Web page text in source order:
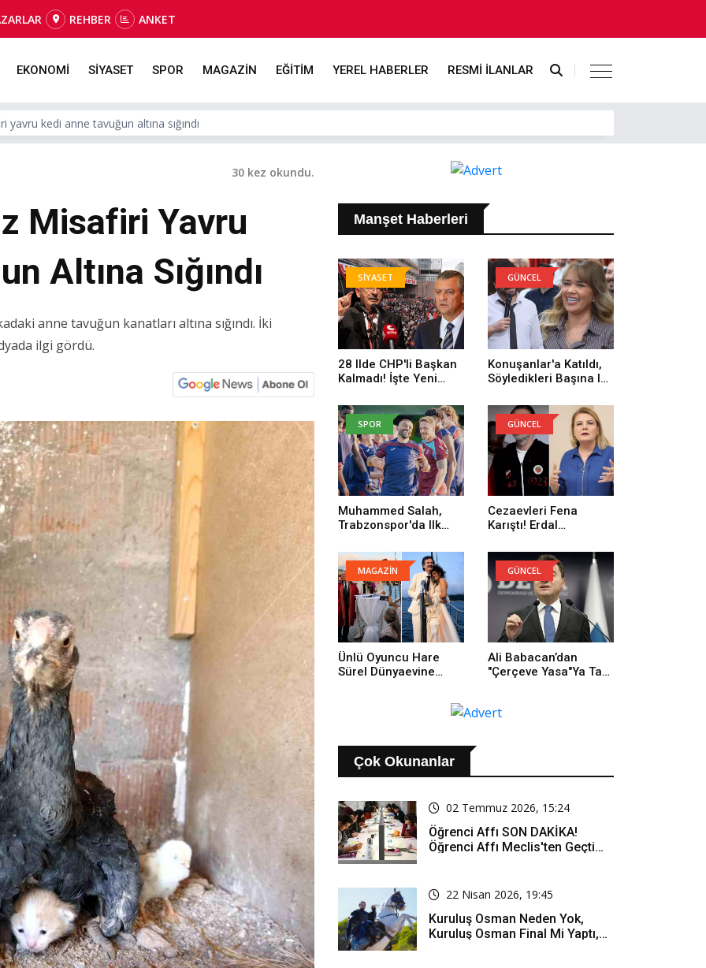
REHBER ANKET
EKONOMİ SİYASET SPOR MAGAZİN EĞİTİM YEREL HABERLER RESMİ İLANLAR
kedi anne tavuğun altına sığındı
30 kez okundu.
Misafiri Yavru
Altına Sığındı
anne tavuğun kanatları altına sığındı. İki
ilgi gördü.
Manşet Haberleri
SİYASET
28 Ilde CHP'li Başkan
Kalmadı! İşte Yeni
Sayısı
GÜNCEL
Konuşanlar'a Katıldı,
Söyledikleri Başına Iş
SPOR
Muhammed Salah,
Trabzonspor'da Ilk
GÜNCEL
Cezaevleri Fena
Karıştı! Erdal
Yüzünden Buradayım
MAGAZİN
Ünlü Oyuncu Hare
Sürel Dünyaevine
GÜNCEL
Ali Babacan’dan
"Çerçeve Yasa"ya Tam
Çok Okunanlar
02 Temmuz 2026, 15:24
Öğrenci Affı SON DAKİKA!
Öğrenci Affı Meclis'ten Geçti
22 Nisan 2026, 19:45
Kuruluş Osman Neden Yok,
Kuruluş Osman Final Mi Yaptı,